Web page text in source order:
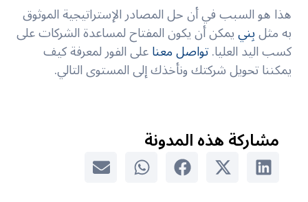
هذا هو السبب في أن حل المصادر الإستراتيجية الموثوق
به مثلبِنييمكن أن يكون المفتاح لمساعدة الشركات على
كسب اليد العليا.تواصل معناعلى الفور لمعرفة كيف
يمكننا تحويل شركتك ونأخذك إلى المستوى التالي.
مشاركة هذه المدونة